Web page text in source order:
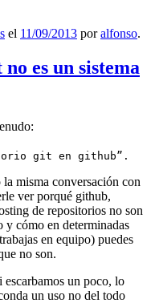
el 11/09/2013 poralfonso.
es un sistema
git en github”.
la misma conversación con
ver porqué github,
de repositorios no son
y cómo en determinadas
en equipo) puedes
no son.
escarbamos un poco, lo
un uso no del todo